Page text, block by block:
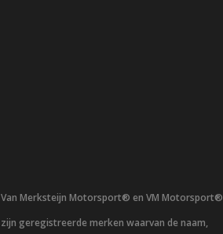
Van Merksteijn Motorsport® en VM Motorsport®
zijn geregistreerde merken waarvan de naam,